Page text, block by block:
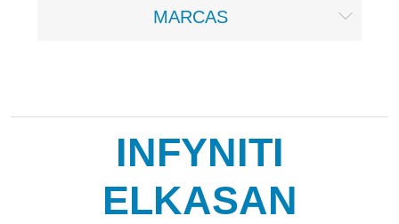
MARCAS
INFYNITI
ELKASAN